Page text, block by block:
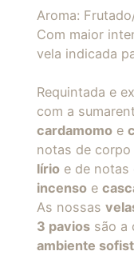
Aroma:
Com maior
vela indicada
Requintada e
com a
cardamomoe
notas de corpo
lírioe de notas
incensoe
As nossas
3 paviossão a
ambiente